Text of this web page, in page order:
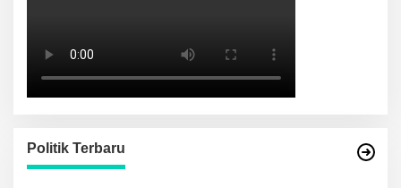
Politik Terbaru